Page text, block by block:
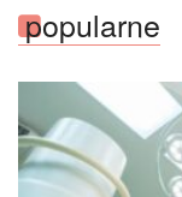
popularne